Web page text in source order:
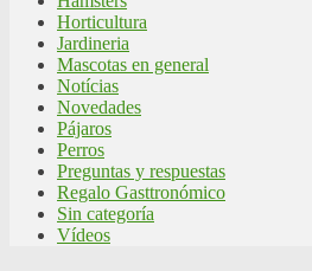
Horticultura
Jardineria
Mascotas en general
Notícias
Novedades
Pájaros
Perros
Preguntas y respuestas
Regalo Gasttronómico
Sin categoría
Vídeos